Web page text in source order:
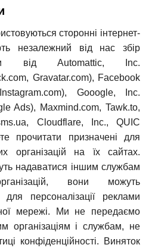
сторонні інтернет-
незалежний від нас збір
від Automattic, Inc.
Gravatar.com), Facebook
Gooogle, Inc.
Ads), Maxmind.com, Tawk.to,
Cloudflare, Inc., QUIC
прочитати призначені для
організацій на їх сайтах.
надаватися іншим службам
вони можуть
для персоналізації реклами
мережі. Ми не передаємо
організаціям і службам, не
конфіденційності. Виняток